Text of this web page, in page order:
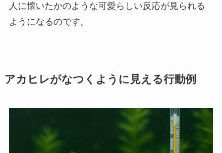
人に懐いたかのような可愛らしい反応が見られる
ようになるのです。
アカヒレがなつくように見える行動例